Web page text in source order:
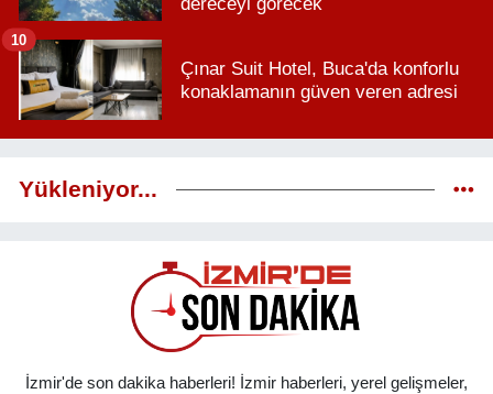
Çınar Suit Hotel, Buca'da konforlu
konaklamanın güven veren adresi
10
Yükleniyor...
İzmir'de son dakika haberleri! İzmir haberleri, yerel gelişmeler,